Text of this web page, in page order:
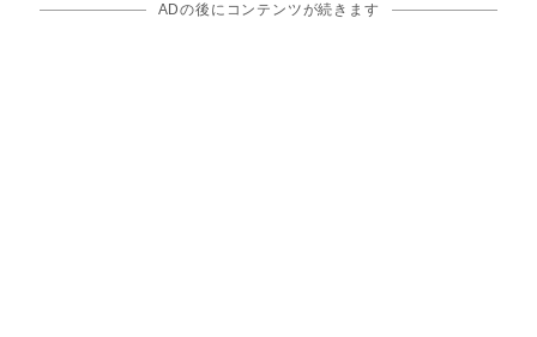
ADの後にコンテンツが続きます